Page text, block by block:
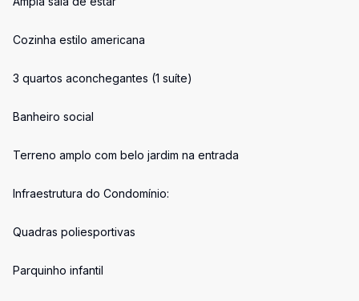
Cozinha estilo americana
3 quartos aconchegantes (1 suíte)
Banheiro social
Terreno amplo com belo jardim na entrada
Infraestrutura do Condomínio:
Quadras poliesportivas
Parquinho infantil